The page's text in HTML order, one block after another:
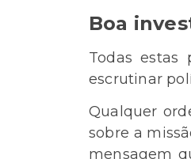
Boa
Todas estas
escrutinar
Qualquer
sobre a
mensagem